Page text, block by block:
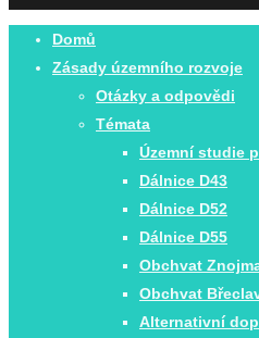
Close
Menu
Domů
Zásady územního rozvoje
Otázky a odpovědi
Témata
Územní studie
Dálnice D43
Dálnice D52
Dálnice D55
Obchvat
Obchvat
Alternativní